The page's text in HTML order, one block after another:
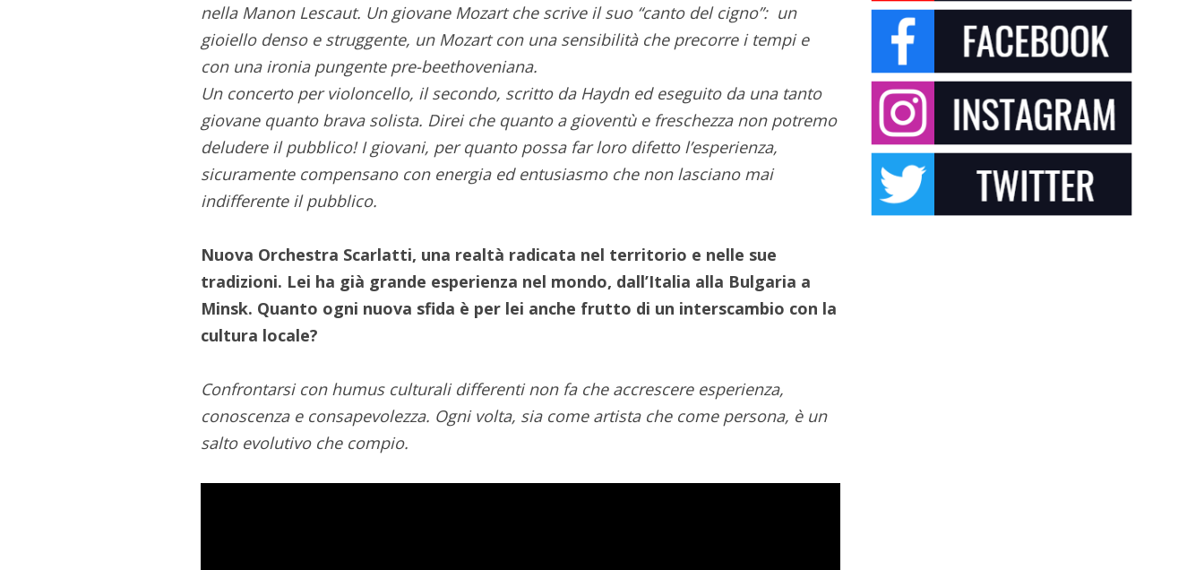
nella Manon Lescaut. Un giovane Mozart che scrive il suo “canto del cigno”: un
gioiello denso e struggente, un Mozart con una sensibilità che precorre i tempi e
con una ironia pungente pre-beethoveniana.
Un concerto per violoncello, il secondo, scritto da Haydn ed eseguito da una tanto
giovane quanto brava solista. Direi che quanto a gioventù e freschezza non potremo
deludere il pubblico! I giovani, per quanto possa far loro difetto l’esperienza,
sicuramente compensano con energia ed entusiasmo che non lasciano mai
indifferente il pubblico.
Nuova Orchestra Scarlatti, una realtà radicata nel territorio e nelle sue
tradizioni. Lei ha già grande esperienza nel mondo, dall’Italia alla Bulgaria a
Minsk. Quanto ogni nuova sfida è per lei anche frutto di un interscambio con la
cultura locale?
Confrontarsi con humus culturali differenti non fa che accrescere esperienza,
conoscenza e consapevolezza. Ogni volta, sia come artista che come persona, è un
salto evolutivo che compio.